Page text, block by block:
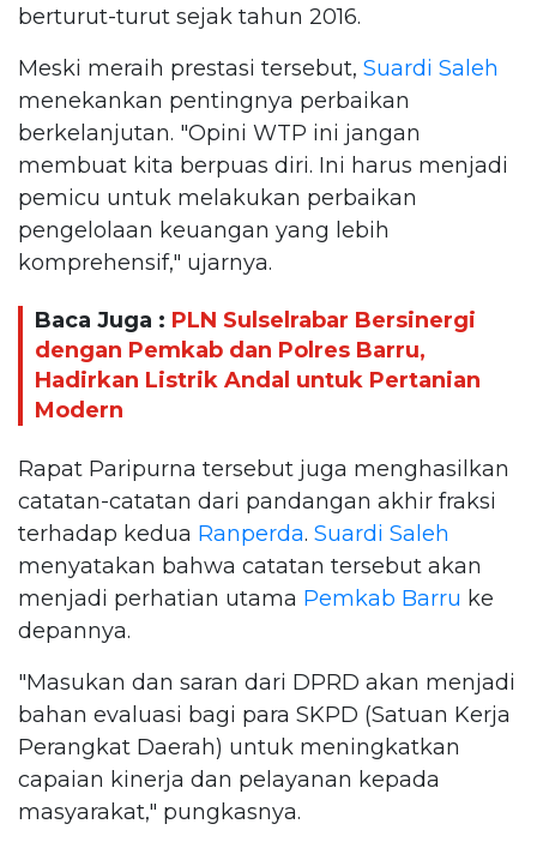
berturut-turut sejak tahun 2016.
Meski meraih prestasi tersebut, Suardi Saleh
menekankan pentingnya perbaikan
berkelanjutan. "Opini WTP ini jangan
membuat kita berpuas diri. Ini harus menjadi
pemicu untuk melakukan perbaikan
pengelolaan keuangan yang lebih
komprehensif," ujarnya.
Baca Juga : PLN Sulselrabar Bersinergi
dengan Pemkab dan Polres Barru,
Hadirkan Listrik Andal untuk Pertanian
Modern
Rapat Paripurna tersebut juga menghasilkan
catatan-catatan dari pandangan akhir fraksi
terhadap kedua Ranperda. Suardi Saleh
menyatakan bahwa catatan tersebut akan
menjadi perhatian utama Pemkab Barru ke
depannya.
"Masukan dan saran dari DPRD akan menjadi
bahan evaluasi bagi para SKPD (Satuan Kerja
Perangkat Daerah) untuk meningkatkan
capaian kinerja dan pelayanan kepada
masyarakat," pungkasnya.